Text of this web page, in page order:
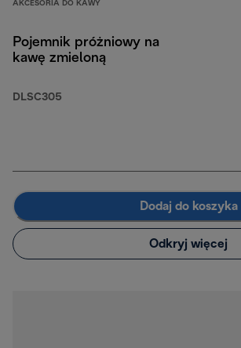
AKCESORIA DO KAWY
Pojemnik próżniowy na
kawę zmieloną
DLSC305
Dodaj do koszyka
Odkryj więcej